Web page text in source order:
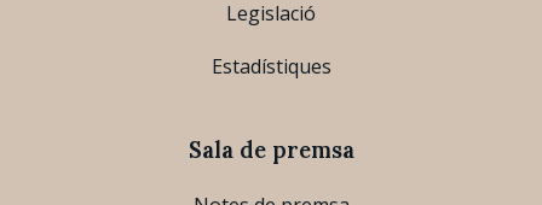
Legislació
Estadístiques
Sala de premsa